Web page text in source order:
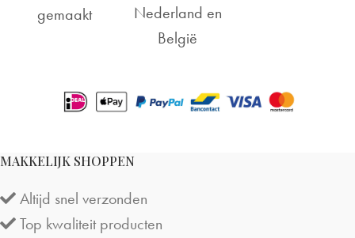
gemaakt
Nederland en
België
MAKKELIJK SHOPPEN
Altijd snel verzonden
Top kwaliteit producten